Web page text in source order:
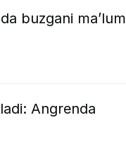
buzgani ma’lum
Angrenda